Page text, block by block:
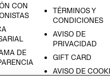
CON
DE
TÉRMINOS Y
CONDICIONES
AVISO DE
PRIVACIDAD
GIFT CARD
AVISO DE